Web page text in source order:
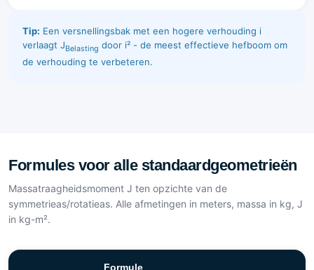
Tip: Een versnellingsbak met een hogere verhouding i
verlaagt JBelasting door i² - de meest effectieve hefboom om
de verhouding te verbeteren.
Formules voor alle standaardgeometrieën
Massatraagheidsmoment J ten opzichte van de
symmetrieas/rotatieas. Alle afmetingen in meters, massa in kg, J
in kg-m².
Formule